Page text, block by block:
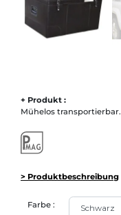
+ Produkt :
Mühelos transportierbar.
> Produktbeschreibung
Farbe :